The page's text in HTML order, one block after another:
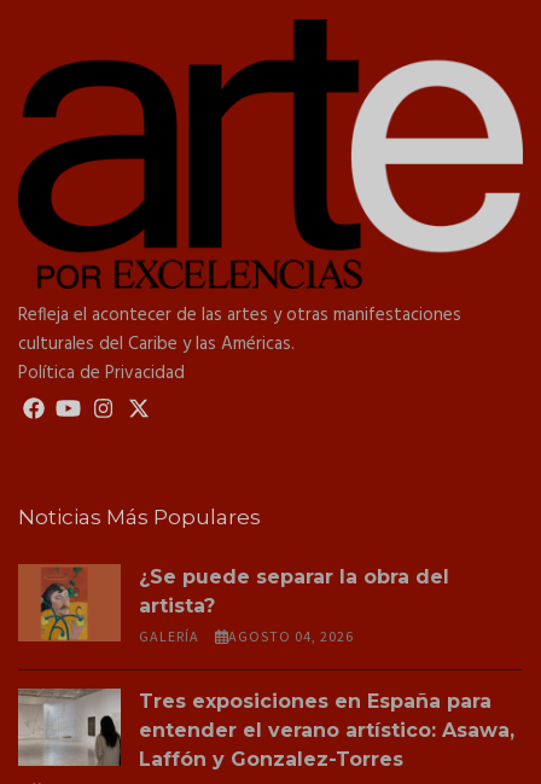
Refleja el acontecer de las artes y otras manifestaciones
culturales del Caribe y las Américas.
Política de Privacidad
Noticias Más Populares
¿Se puede separar la obra del
artista?
GALERÍA AGOSTO 04, 2026
Tres exposiciones en España para
entender el verano artístico: Asawa,
Laffón y Gonzalez-Torres